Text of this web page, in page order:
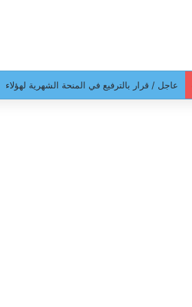
عاجل / قرار بالترفيع في المنحة الشهرية لهؤلاء